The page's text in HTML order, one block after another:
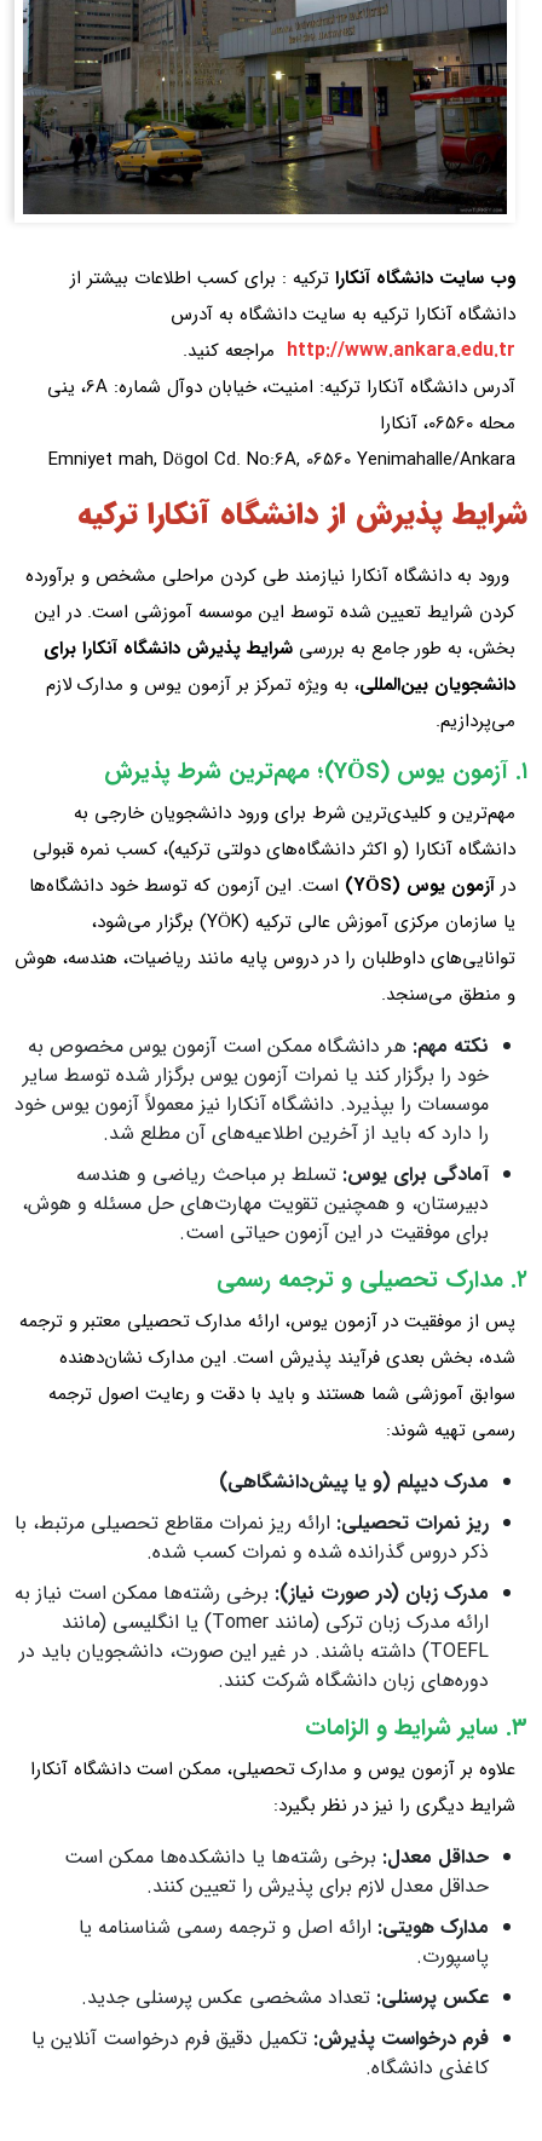
وب سایت دانشگاه آنکارا ترکیه : برای کسب اطلاعات بیشتر از
دانشگاه آنکارا ترکیه به سایت دانشگاه به آدرس
http://www.ankara.edu.tr مراجعه کنید.
آدرس دانشگاه آنکارا ترکیه: امنیت، خیابان دوآل شماره: 6A، ینی
محله 06560، آنکارا
Emniyet mah, Dögol Cd. No:6A, 06560 Yenimahalle/Ankara
شرایط پذیرش از دانشگاه آنکارا ترکیه
ورود به دانشگاه آنکارا نیازمند طی کردن مراحلی مشخص و برآورده
کردن شرایط تعیین‌ شده توسط این موسسه آموزشی است. در این
بخش، به طور جامع به بررسی شرایط پذیرش دانشگاه آنکارا برای
دانشجویان بین‌المللی، به‌ ویژه تمرکز بر آزمون یوس و مدارک لازم
می‌پردازیم.
۱. آزمون یوس (YÖS)؛ مهم‌ترین شرط پذیرش
مهم‌ترین و کلیدی‌ترین شرط برای ورود دانشجویان خارجی به
دانشگاه آنکارا (و اکثر دانشگاه‌های دولتی ترکیه)، کسب نمره قبولی
در آزمون یوس (YÖS)
است. این آزمون که توسط خود دانشگاه‌ها
یا سازمان مرکزی آموزش عالی ترکیه (YÖK) برگزار می‌شود،
توانایی‌های داوطلبان را در دروس پایه مانند ریاضیات، هندسه، هوش
و منطق می‌سنجد.
نکته مهم: هر دانشگاه ممکن است آزمون یوس مخصوص به
خود را برگزار کند یا نمرات آزمون یوس برگزار شده توسط سایر
موسسات را بپذیرد. دانشگاه آنکارا نیز معمولاً آزمون یوس خود
را دارد که باید از آخرین اطلاعیه‌های آن مطلع شد.
آمادگی برای یوس: تسلط بر مباحث ریاضی و هندسه
دبیرستان، و همچنین تقویت مهارت‌های حل مسئله و هوش،
برای موفقیت در این آزمون حیاتی است.
۲. مدارک تحصیلی و ترجمه رسمی
پس از موفقیت در آزمون یوس، ارائه مدارک تحصیلی معتبر و ترجمه
شده، بخش بعدی فرآیند پذیرش است. این مدارک نشان‌دهنده
سوابق آموزشی شما هستند و باید با دقت و رعایت اصول ترجمه
رسمی تهیه شوند:
مدرک دیپلم (و یا پیش‌دانشگاهی)
ریز نمرات تحصیلی: ارائه ریز نمرات مقاطع تحصیلی مرتبط، با
ذکر دروس گذرانده شده و نمرات کسب شده.
مدرک زبان (در صورت نیاز): برخی رشته‌ها ممکن است نیاز به
ارائه مدرک زبان ترکی (مانند Tomer) یا انگلیسی (مانند
TOEFL) داشته باشند. در غیر این صورت، دانشجویان باید در
دوره‌های زبان دانشگاه شرکت کنند.
۳. سایر شرایط و الزامات
علاوه بر آزمون یوس و مدارک تحصیلی، ممکن است دانشگاه آنکارا
شرایط دیگری را نیز در نظر بگیرد:
حداقل معدل: برخی رشته‌ها یا دانشکده‌ها ممکن است
حداقل معدل لازم برای پذیرش را تعیین کنند.
مدارک هویتی: ارائه اصل و ترجمه رسمی شناسنامه یا
پاسپورت.
عکس پرسنلی: تعداد مشخصی عکس پرسنلی جدید.
فرم درخواست پذیرش: تکمیل دقیق فرم درخواست آنلاین یا
کاغذی دانشگاه.